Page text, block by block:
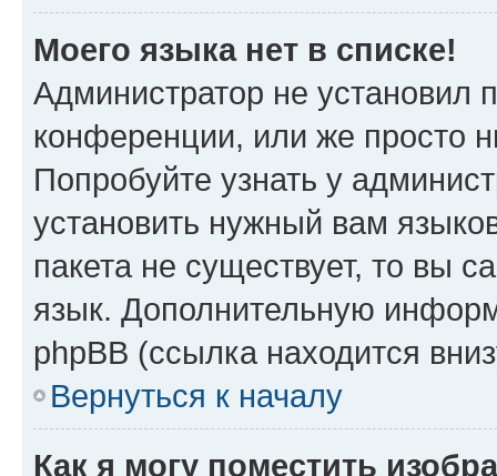
Моего языка нет в списке!
Администратор не установил
конференции, или же просто
Попробуйте узнать у
установить нужный вам
пакета не существует, то вы
язык. Дополнительную
phpBB (ссылка находится
Вернуться к началу
Как я могу поместить